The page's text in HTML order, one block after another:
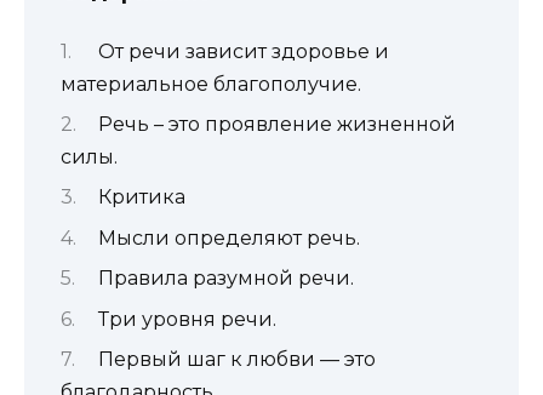
От речи зависит здоровье и
материальное благополучие.
Речь – это проявление жизненной
силы.
Критика
Мысли определяют речь.
Правила разумной речи.
Три уровня речи.
Первый шаг к любви — это